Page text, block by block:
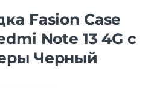
Fasion Case
Note 13 4G с
Черный